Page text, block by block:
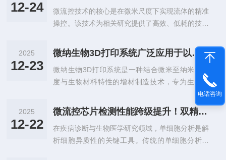
逐层堆积生物相容性材料（如水凝胶、可降解聚合
物、生物墨水等），实现复杂生物结构的精准构
结合精密光学系统与计算机控制，实现亚微米级分
辨率（如摩方精密的nanoArch®S140BIO系统可
达10微米精度）。微纳...
12-24
微流控技术的核心是在微米尺度下实现流体的精准
操控。该技术为相关研究提供了高效、低耗的技术
有重要应用价值。从技术发展来看，微流控系统主
要分为两类：一类是“芯片实验室（LabonaChip,L
oC）”，通过在微小芯片上刻蚀微通道实现流体操
控与多步骤实验集成，但其封闭环境导致样品可及
性差，制造成本较高，且样品的加载与卸载需专业
操作技能；另一类是开放式微流控装置，虽解决了
泵送，因此在完成复杂、多步...
2025
12-23
微纳生物3D打印系统广泛应用于以下领域
微纳生物3D打印系统是一种结合微米至纳米级精
度与生物材料特性的增材制造技术，专为生物医
学、组织工程及药物研发等领域设计。该系统通过
计算机辅助设计（CAD）创建三维模型，利用光固
化、激光直写或电化学沉积等技术，在微小尺度上
逐层堆积生物相容性材料（如水凝胶、可降解聚合
物、生物墨水等），实现复杂生物结构的精准构
2025
12-22
微流控芯片检测性能跨级提升！双精度3D打印成科研团队“神助攻”
在疾病诊断与生物医学研究领域，单细胞分析是解
析细胞异质性的关键工具。传统的单细胞分析手
电话咨询